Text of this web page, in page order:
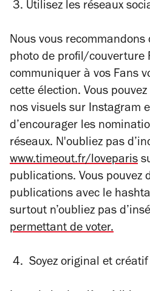
3. Utilisez les réseaux
Nous vous recommandons
photo de profil/couverture
communiquer à vos Fans
cette élection. Vous
nos visuels sur Instagram
d’encourager les
réseaux. N'oubliez pas
www.timeout.fr/loveparis
publications. Vous pouvez
publications avec le
surtout n’oubliez pas
permettant de voter.
4. Soyez original et créatif